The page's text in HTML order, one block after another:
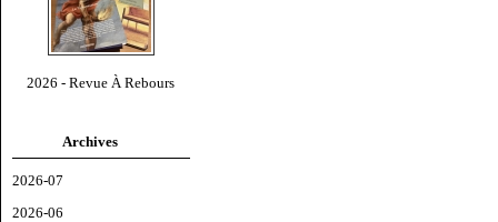
2026 - Revue À Rebours
Archives
2026-07
2026-06